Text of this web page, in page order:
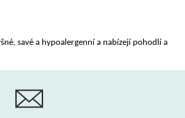
savé a hypoalergenní a nabízejí pohodlí a